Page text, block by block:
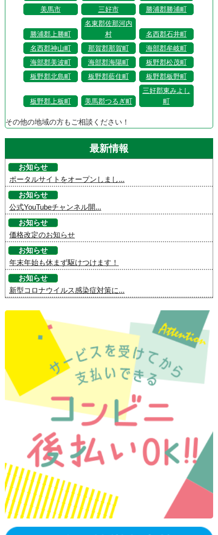
美馬市
三好市 勝浦郡勝浦町
勝浦郡上勝町
名東郡佐那河内
村
名西郡石井町
名西郡神山町
那賀郡那賀町
海部郡牟岐町
海部郡美波町
海部郡海陽町
板野郡松茂町
板野郡北島町
板野郡藍住町 板野郡板野町
板野郡上板町 美馬郡つるぎ町
三好郡東みよし
町
その他の地域の方もご相談ください！
最新情報
お知らせ
ポータルサイトをオープンしまし...
お知らせ
公式YouTubeチャンネル開...
お知らせ
価格改定のお知らせ
お知らせ
年末年始も休まず駆けつけます！
お知らせ
新型コロナウイルス感染症対策に...